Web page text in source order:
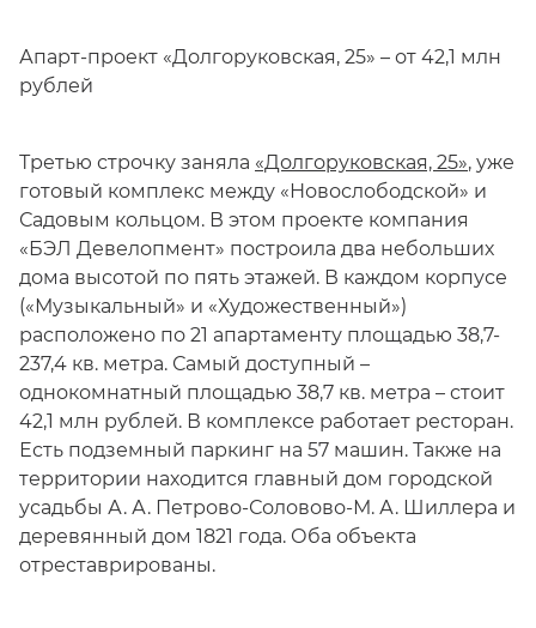
Апарт-проект «Долгоруковская, 25» – от 42,1 млн
рублей
Третью строчку заняла «Долгоруковская, 25», уже
готовый комплекс между «Новослободской» и
Садовым кольцом. В этом проекте компания
«БЭЛ Девелопмент» построила два небольших
дома высотой по пять этажей. В каждом корпусе
(«Музыкальный» и «Художественный»)
расположено по 21 апартаменту площадью 38,7-
237,4 кв. метра. Самый доступный –
однокомнатный площадью 38,7 кв. метра – стоит
42,1 млн рублей. В комплексе работает ресторан.
Есть подземный паркинг на 57 машин. Также на
территории находится главный дом городской
усадьбы А. А. Петрово-Соловово-М. А. Шиллера и
деревянный дом 1821 года. Оба объекта
отреставрированы.